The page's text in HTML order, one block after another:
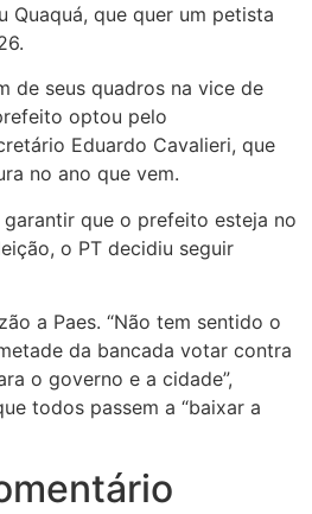
Quaquá, que quer um petista
de seus quadros na vice de
optou pelo
Eduardo Cavalieri, que
no ano que vem.
garantir que o prefeito esteja no
o PT decidiu seguir
a Paes. “Não tem sentido o
da bancada votar contra
o governo e a cidade”,
todos passem a “baixar a